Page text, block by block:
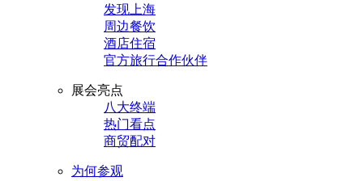
发现上海
周边餐饮
酒店住宿
官方旅行合作伙伴
展会亮点
八大终端
热门看点
商贸配对
为何参观